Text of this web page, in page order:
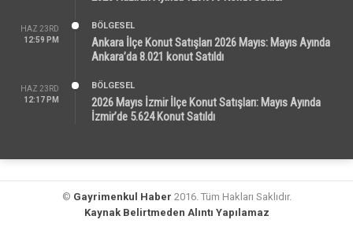
HAZ 23RD
12:59 PM
BÖLGESEL
Ankara İlçe Konut Satışları 2026 Mayıs: Mayıs Ayında
Ankara’da 8.021 konut Satıldı
HAZ 23RD
12:17 PM
BÖLGESEL
2026 Mayıs İzmir İlçe Konut Satışları: Mayıs Ayında
İzmir’de 5.624 Konut Satıldı
© Gayrimenkul Haber 2016. Tüm Hakları Saklıdır.
Kaynak Belirtmeden Alıntı Yapılamaz